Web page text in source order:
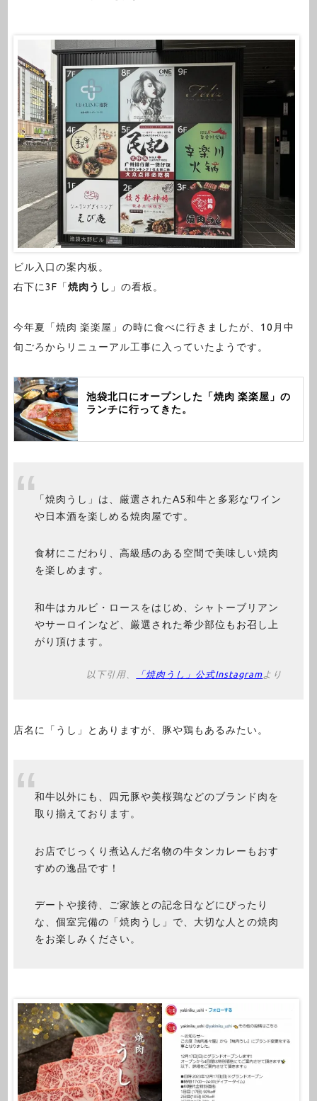
ビル入口の案内板。
右下に3F「焼肉うし 」の看板。
今年夏「焼肉 楽楽屋」の時に食べに行きましたが、10月中
旬ごろからリニューアル工事に入っていたようです。
池袋北口にオープンした「焼肉 楽楽屋」の
ランチに行ってきた。
「焼肉うし」は、厳選されたA5和牛と多彩なワイン
や日本酒を楽しめる焼肉屋です。
食材にこだわり、高級感のある空間で美味しい焼肉
を楽しめます。
和牛はカルビ・ロースをはじめ、シャトーブリアン
やサーロインなど、厳選された希少部位もお召し上
がり頂けます。
以下引用、 「焼肉うし」公式Instagramより
店名に「うし」とありますが、豚や鶏もあるみたい。
和牛以外にも、四元豚や美桜鶏などのブランド肉を
取り揃えております。
お店でじっくり煮込んだ名物の牛タンカレーもおす
すめの逸品です！
デートや接待、ご家族との記念日などにぴったり
な、個室完備の「焼肉うし」で、大切な人との焼肉
をお楽しみください。